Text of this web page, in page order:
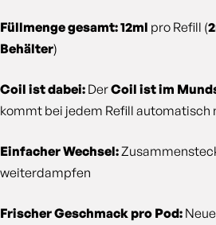
Füllmenge gesamt: 12ml pro Refill (
Behälter)
Coil ist dabei: DerCoil ist im
kommt bei jedem Refill automatisch
Einfacher Wechsel:
weiterdampfen
Frischer Geschmack pro Pod: